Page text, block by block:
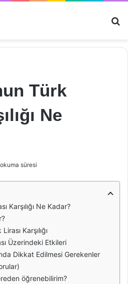
Türk
Ne
süresi
Karşılığı Ne Kadar?
Karşılığı
Üzerindeki Etkileri
Dikkat Edilmesi Gerekenler
öğrenebilirim?